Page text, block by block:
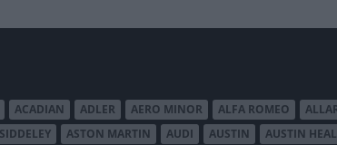
ACADIAN ADLER AERO MINOR ALFA ROMEO
ASTON MARTIN AUDI AUSTIN AUSTIN